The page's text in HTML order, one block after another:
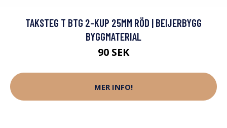
TAKSTEG T BTG 2-KUP 25MM RÖD | BEIJERBYGG
BYGGMATERIAL
90 SEK
MER INFO!